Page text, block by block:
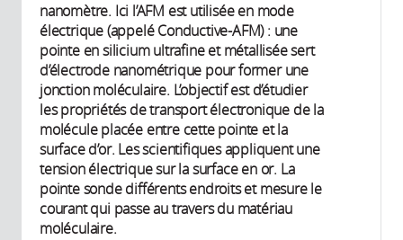
nanomètre. Ici l’AFM est utilisée en mode
électrique (appelé Conductive-AFM) : une
pointe en silicium ultrafine et métallisée sert
d’électrode nanométrique pour former une
jonction moléculaire. L’objectif est d’étudier
les propriétés de transport électronique de la
molécule placée entre cette pointe et la
surface d’or. Les scientifiques appliquent une
tension électrique sur la surface en or. La
pointe sonde différents endroits et mesure le
courant qui passe au travers du matériau
moléculaire.